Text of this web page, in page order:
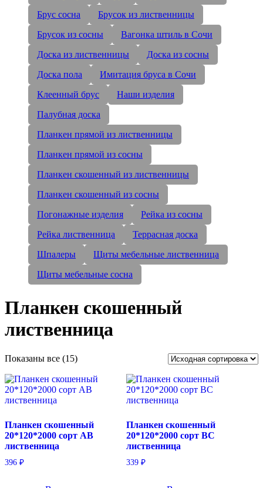
Брус сосна
Брусок из лиственницы
Брусок из сосны
Вагонка штиль в Сочи
Доска из лиственницы
Доска из сосны
Доска пола
Имитация бруса в Сочи
Клеенный брус
Наши изделия
Палубная доска
Планкен прямой из лиственницы
Планкен прямой из сосны
Планкен скошенный из лиственницы
Планкен скошенный из сосны
Погонажные изделия
Рейка из сосны
Рейка лиственница
Террасная доска
Шпалеры
Щиты мебельные лиственница
Щиты мебельные сосна
Планкен скошенный
лиственница
Показаны все (15)
Планкен скошенный
20*120*2000 сорт AB
лиственница
396 ₽
Планкен скошенный
20*120*2000 сорт BC
лиственница
339₽